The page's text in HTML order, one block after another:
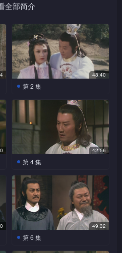
青龙帮，买凶杀杨铮，却被杨铮
恨、杨铮父子相残，他陷害母
引杨恨出面。
不惜设计杀害生父杨恨，诬谄
亦被牵连在内，遭狄皇府及青龙
生死对决，最后杨铮将青麟杀
全部简介
48:40
第 2 集
院外四大高手尸横遍地，大吃
一惊。狄青麟承认这些人都是
他杀的，而且还杀了万君武，
因他们都非善类。并即抽出宝
剑给思看，说叫绝情剑，它的
剑锋薄而锋利，杀人不留任何
痕迹。又有意无意的把弄宝
剑，在思思面前比试，思惊恐
得说不出话来。
青麟陪著思思游湖，思一
命，并抛下湖中。
杨铮不惧权势，把采花贼
金牛捉捕收牢，知县赏识杨的
正义，总捕头赵正走入，谓接
获线报，大贼倪八会在当晚三
42:56
第 4 集
拔剑欲刺素雯，杨铮迅速以椅
挡住小叶剑，随即把他杀死。
素雯骇然，深叹他还是个少
年，杨道出此乃青龙帮的残忍
手段，用药物控制发育的杀
手，从小就训练他学杀人。
雯惊佩杨铮知识丰富，杨
49:32
第 6 集